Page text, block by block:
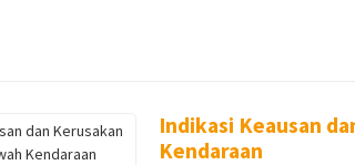
Indikasi Keausan
Kendaraan